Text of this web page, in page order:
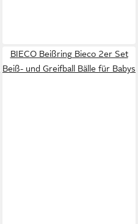
BIECO Beißring Bieco 2er Set
Beiß- und Greifball Bälle für Babys